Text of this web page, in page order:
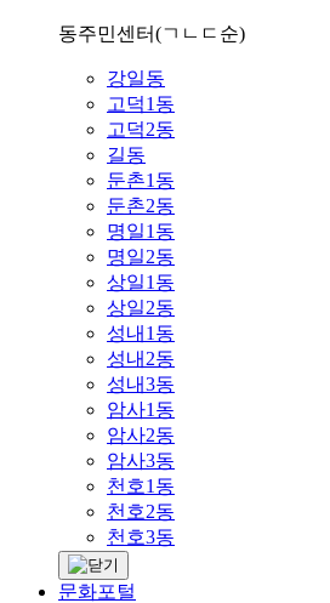
동주민센터(ㄱㄴㄷ순)
강일동
고덕1동
고덕2동
길동
둔촌1동
둔촌2동
명일1동
명일2동
상일1동
상일2동
성내1동
성내2동
성내3동
암사1동
암사2동
암사3동
천호1동
천호2동
천호3동
문화포털